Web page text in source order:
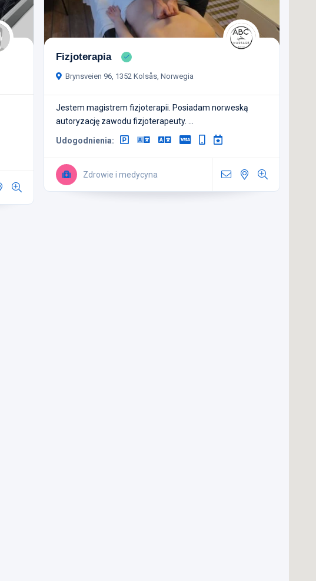
Fizjoterapia
Brynsveien 96, 1352 Kolsås, Norwegia
Jestem magistrem fizjoterapii. Posiadam norweską
autoryzację zawodu fizjoterapeuty. ...
Udogodnienia:
Zdrowie i medycyna